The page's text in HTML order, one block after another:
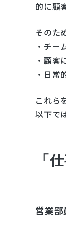
的に顧
そのた
・チー
・顧客
・日常
これら
以下で
「
営業